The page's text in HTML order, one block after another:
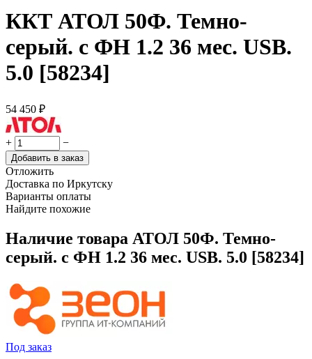
ККТ АТОЛ 50Ф. Темно-
серый. с ФН 1.2 36 мес. USB.
5.0 [58234]
54 450 ₽
+ −
Добавить в заказ
Отложить
Доставка по Иркутску
Варианты оплаты
Найдите похожие
Наличие товара АТОЛ 50Ф. Темно-
серый. с ФН 1.2 36 мес. USB. 5.0 [58234]
Под заказ